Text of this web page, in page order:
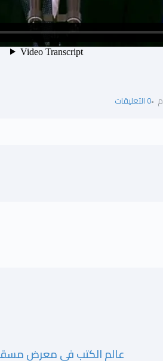
0 التعليقات
عالم الكتب في معرض